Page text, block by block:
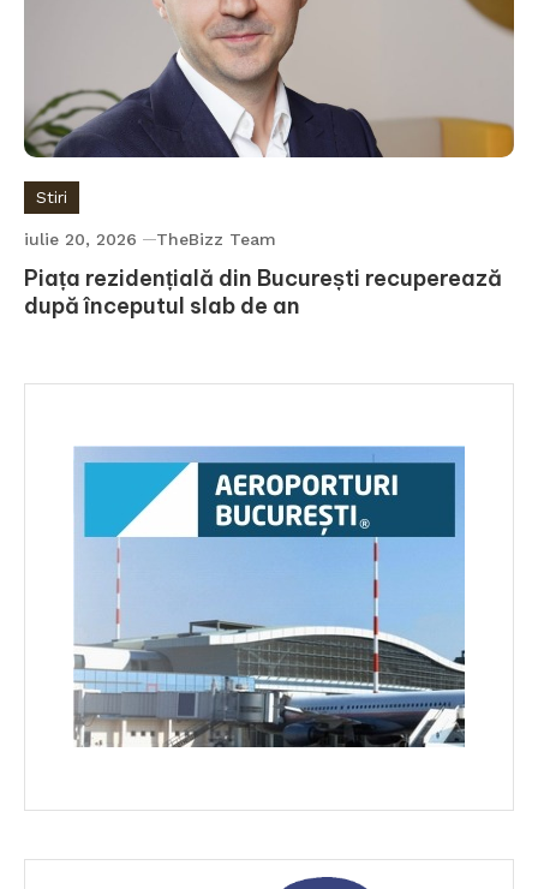
Stiri
iulie 20, 2026 TheBizz Team
Piața rezidențială din București recuperează
după începutul slab de an